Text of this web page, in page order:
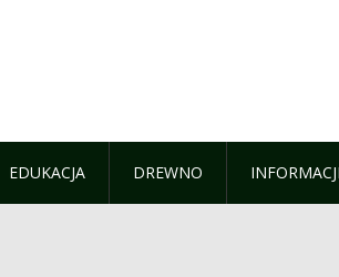
EDUKACJA DREWNO